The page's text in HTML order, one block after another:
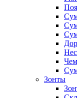
Зонты